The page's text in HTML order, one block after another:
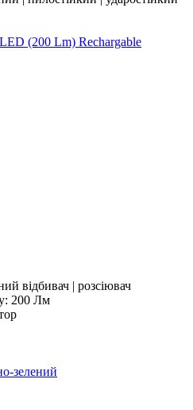
(200 Lm) Rechargable
відбивач | розсіювач
200 Лм
зелений